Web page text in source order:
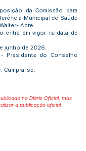
da Comissão para
Municipal de Saúde
Acre.
entra em vigor na data de
junho de 2026.
Presidente do Conselho
Cumpra-se.
no Diário Oficial, mas
a publicação oficial.